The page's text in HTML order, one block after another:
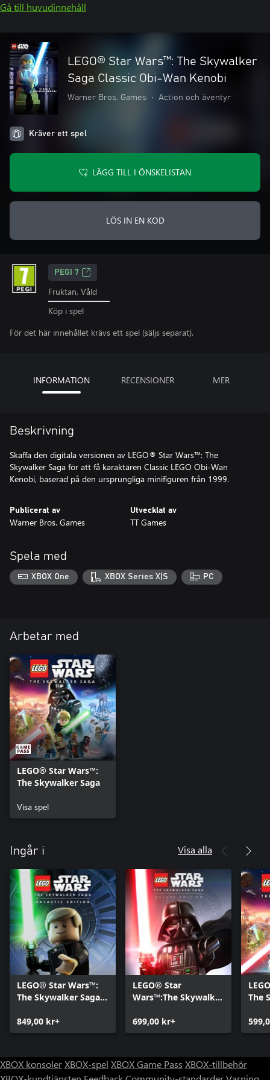
Gå till huvudinnehåll
LEGO® Star Wars™: The Skywalker
Saga Classic Obi-Wan Kenobi
Warner Bros. Games • Action och äventyr
Kräver ett spel
LÄGG TILL I ÖNSKELISTAN
LÖS IN EN KOD
PEGI 7
Fruktan, Våld
Köp i spel
För det här innehållet krävs ett spel (säljs separat).
INFORMATION RECENSIONER MER
Beskrivning
Skaffa den digitala versionen av LEGO® Star Wars™: The
Skywalker Saga för att få karaktären Classic LEGO Obi-Wan
Kenobi, baserad på den ursprungliga minifiguren från 1999.
Publicerat av
Warner Bros. Games
Utvecklat av
TT Games
Spela med
XBOX One XBOX Series X|S PC
Arbetar med
LEGO® Star Wars™:
The Skywalker Saga
Visa spel
Ingår i Visa alla
LEGO® Star Wars™:
The Skywalker Saga
849,00 kr+
LEGO® Star
Wars™:The Skywalker
699,00 kr+
The
XBOX konsolerXBOX-spel XBOX Game Pass XBOX-tillbehör